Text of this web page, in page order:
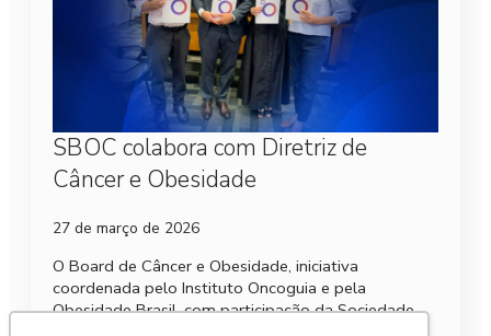
SBOC colabora com Diretriz de
Câncer e Obesidade
27 de março de 2026
O Board de Câncer e Obesidade, iniciativa
coordenada pelo Instituto Oncoguia e pela
Obesidade Brasil, com participação da Sociedade